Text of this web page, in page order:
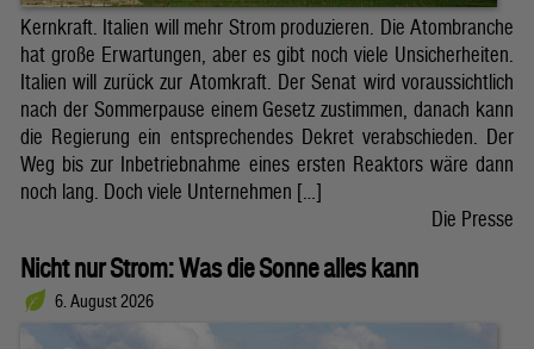
Kernkraft. Italien will mehr Strom produzieren. Die Atombranche
hat große Erwartungen, aber es gibt noch viele Unsicherheiten.
Italien will zurück zur Atomkraft. Der Senat wird voraussichtlich
nach der Sommerpause einem Gesetz zustimmen, danach kann
die Regierung ein entsprechendes Dekret verabschieden. Der
Weg bis zur Inbetriebnahme eines ersten Reaktors wäre dann
noch lang. Doch viele Unternehmen […]
Die Presse
Nicht nur Strom: Was die Sonne alles kann
6. August 2026